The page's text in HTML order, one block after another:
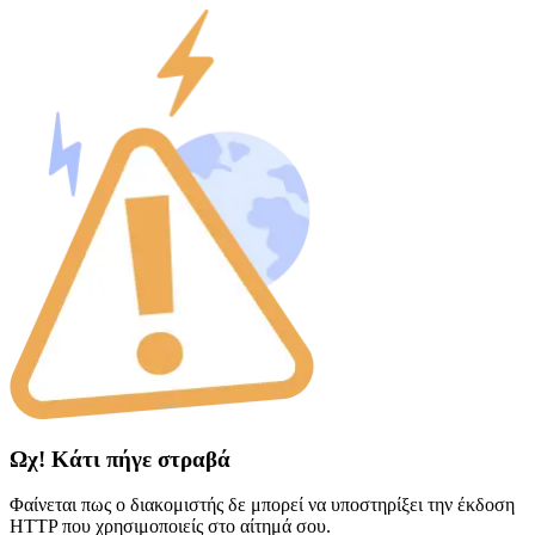
Ωχ! Κάτι πήγε στραβά
Φαίνεται πως ο διακομιστής δε μπορεί να υποστηρίξει την έκδοση
HTTP που χρησιμοποιείς στο αίτημά σου.